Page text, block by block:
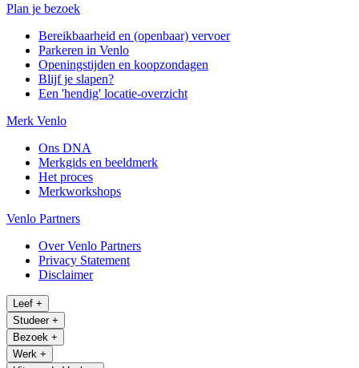
Plan je bezoek
Bereikbaarheid en (openbaar) vervoer
Parkeren in Venlo
Openingstijden en koopzondagen
Blijf je slapen?
Een 'hendig' locatie-overzicht
Merk Venlo
Ons DNA
Merkgids en beeldmerk
Het proces
Merkworkshops
Venlo Partners
Over Venlo Partners
Privacy Statement
Disclaimer
Leef +
Studeer +
Bezoek +
Werk +